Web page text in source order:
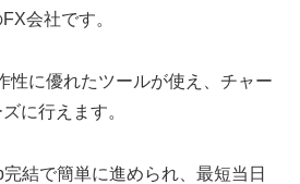
会社です。
性に優れたツールが使え、チャー
に行えます。
結で簡単に進められ、最短当日